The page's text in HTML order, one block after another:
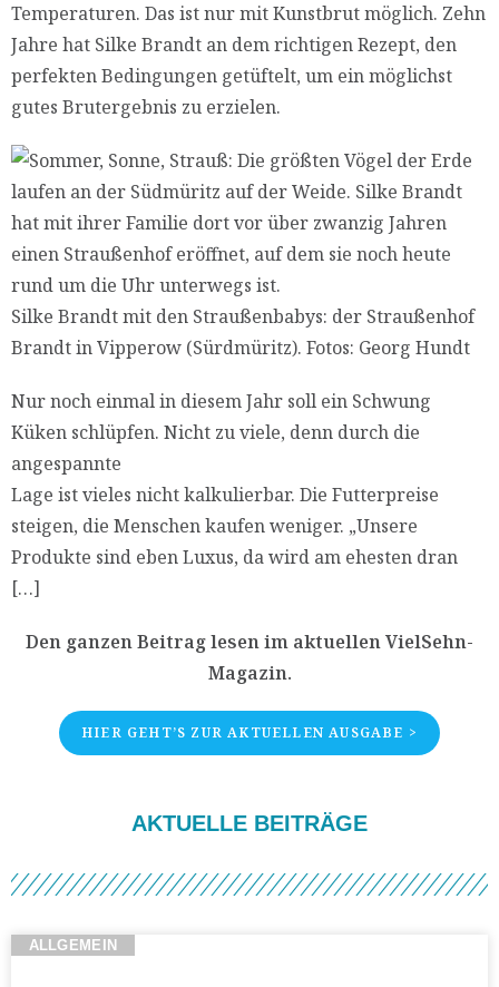
Temperaturen. Das ist nur mit Kunstbrut möglich. Zehn
Jahre hat Silke Brandt an dem richtigen Rezept, den
perfekten Bedingungen getüftelt, um ein möglichst
gutes Brutergebnis zu erzielen.
Silke Brandt mit den Straußenbabys: der Straußenhof
Brandt in Vipperow (Sürdmüritz). Fotos: Georg Hundt
Nur noch einmal in diesem Jahr soll ein Schwung
Küken schlüpfen. Nicht zu viele, denn durch die
angespannte
Lage ist vieles nicht kalkulierbar. Die Futterpreise
steigen, die Menschen kaufen weniger. „Unsere
Produkte sind eben Luxus, da wird am ehesten dran
[…]
Den ganzen Beitrag lesen im aktuellen VielSehn-
Magazin.
HIER GEHT’S ZUR AKTUELLEN AUSGABE >
AKTUELLE BEITRÄGE
ALLGEMEIN